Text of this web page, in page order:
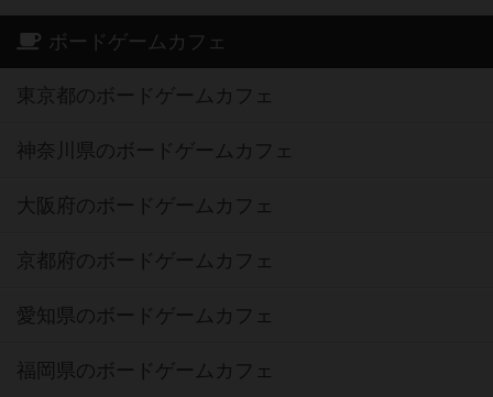
ボードゲームカフェ
東京都のボードゲームカフェ
神奈川県のボードゲームカフェ
大阪府のボードゲームカフェ
京都府のボードゲームカフェ
愛知県のボードゲームカフェ
福岡県のボードゲームカフェ